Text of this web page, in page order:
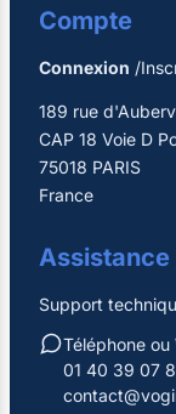
Compte
Connexion /
189 rue
CAP 18 Voie D
75018 PARIS
France
Assistance
Support
Téléphone
01 40 39 07